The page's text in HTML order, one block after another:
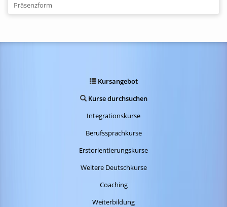
Präsenzform
Kursangebot
Kurse durchsuchen
Integrationskurse
Berufssprachkurse
Erstorientierungskurse
Weitere Deutschkurse
Coaching
Weiterbildung